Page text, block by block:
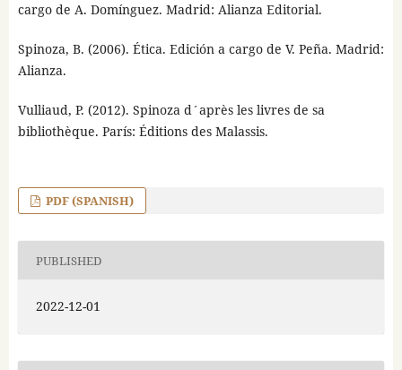
cargo de A. Domínguez. Madrid: Alianza Editorial.
Spinoza, B. (2006). Ética. Edición a cargo de V. Peña. Madrid:
Alianza.
Vulliaud, P. (2012). Spinoza d´après les livres de sa
bibliothèque. París: Éditions des Malassis.
PDF (SPANISH)
PUBLISHED
2022-12-01